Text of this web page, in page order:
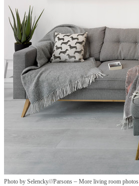
Photo by Selencky///Parsons – More living room photos